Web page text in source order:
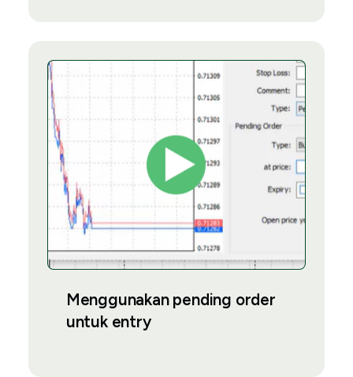
Menggunakan pending order
untuk entry